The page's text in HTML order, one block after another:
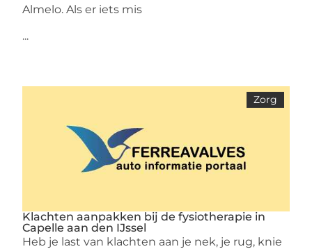
Almelo. Als er iets mis
...
Zorg
Klachten aanpakken bij de fysiotherapie in
Capelle aan den IJssel
Heb je last van klachten aan je nek, je rug, knie